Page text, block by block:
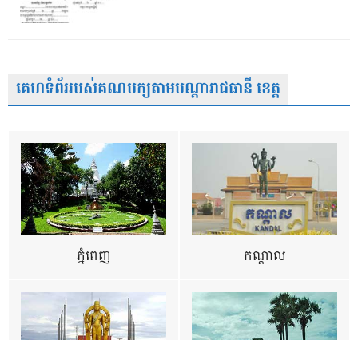
គេហទំព័ររបស់គណបក្សតាមបណ្តារាជធានី ខេត្ត
ភ្នំពេញ កណ្តាល